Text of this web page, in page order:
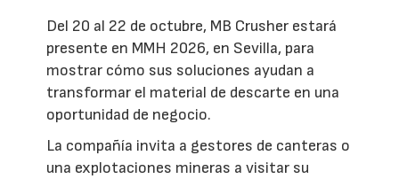
Del 20 al 22 de octubre, MB Crusher estará
presente en MMH 2026, en Sevilla, para
mostrar cómo sus soluciones ayudan a
transformar el material de descarte en una
oportunidad de negocio.
La compañía invita a gestores de canteras o
una explotaciones mineras a visitar su